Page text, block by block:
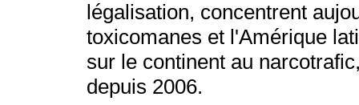
légalisation, concentrent
toxicomanes et l'Amérique
sur le continent au
depuis 2006.